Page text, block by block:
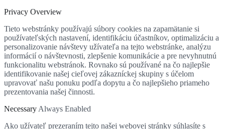
Privacy Overview
Tieto webstránky používajú súbory cookies na zapamätanie si
používateľských nastavení, identifikáciu účastníkov, optimalizáciu a
personalizovanie návštevy užívateľa na tejto webstránke, analýzu
informácií o návštevnosti, zlepšenie komunikácie a pre nevyhnutnú
funkcionalitu webstránok. Rovnako sú používané na čo najlepšie
identifikovanie našej cieľovej zákazníckej skupiny s účelom
upravovať našu ponuku podľa dopytu a čo najlepšieho priameho
prezentovania našej činnosti.
Necessary Always Enabled
Ako užívateľ prezeraním tejto našej webovej stránky súhlasíte s